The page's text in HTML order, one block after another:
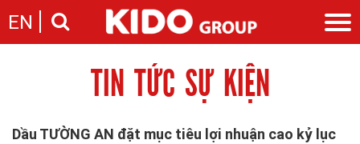
EN
Câu chuyện KIDO
Cam kết của KIDO
Tin tức
TIN TỨC SỰ KIỆN
Dầu TƯỜNG AN đặt mục tiêu lợi nhuận cao kỷ lục